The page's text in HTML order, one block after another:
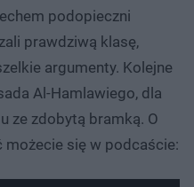
podopieczni
prawdziwą klasę,
argumenty. Kolejne
Al-Hamlawiego, dla
ze zdobytą bramką. O
się w podcaście: